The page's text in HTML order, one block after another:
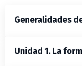
Generalidades
Unidad 1. La